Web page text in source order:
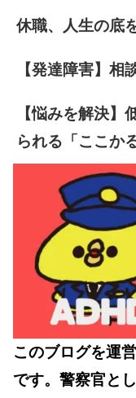
休職、人生の底
【発達障害】相
【悩みを解決】
られる「ここか
このブログを運
です。警察官と